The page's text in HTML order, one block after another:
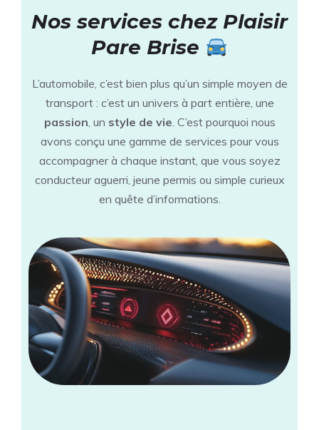
Nos services chez Plaisir
Pare Brise
L’automobile, c’est bien plus qu’un simple moyen de
transport : c’est un univers à part entière, une
passion, un style de vie. C’est pourquoi nous
avons conçu une gamme de services pour vous
accompagner à chaque instant, que vous soyez
conducteur aguerri, jeune permis ou simple curieux
en quête d’informations.